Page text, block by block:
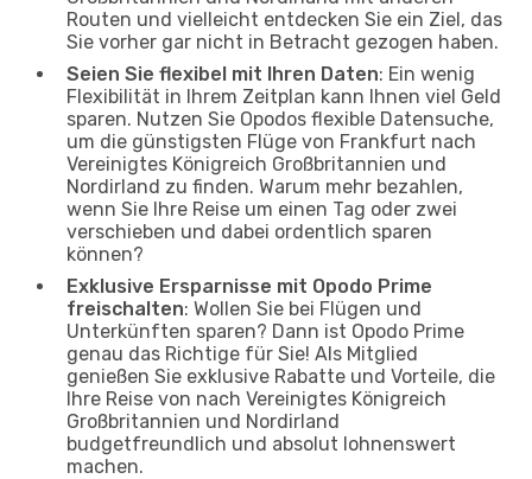
Routen und vielleicht entdecken Sie ein Ziel, das
Sie vorher gar nicht in Betracht gezogen haben.
Seien Sie flexibel mit Ihren Daten: Ein wenig
Flexibilität in Ihrem Zeitplan kann Ihnen viel Geld
sparen. Nutzen Sie Opodos flexible Datensuche,
um die günstigsten Flüge von Frankfurt nach
Vereinigtes Königreich Großbritannien und
Nordirland zu finden. Warum mehr bezahlen,
wenn Sie Ihre Reise um einen Tag oder zwei
verschieben und dabei ordentlich sparen
können?
Exklusive Ersparnisse mit Opodo Prime
freischalten: Wollen Sie bei Flügen und
Unterkünften sparen? Dann ist Opodo Prime
genau das Richtige für Sie! Als Mitglied
genießen Sie exklusive Rabatte und Vorteile, die
Ihre Reise von nach Vereinigtes Königreich
Großbritannien und Nordirland
budgetfreundlich und absolut lohnenswert
machen.